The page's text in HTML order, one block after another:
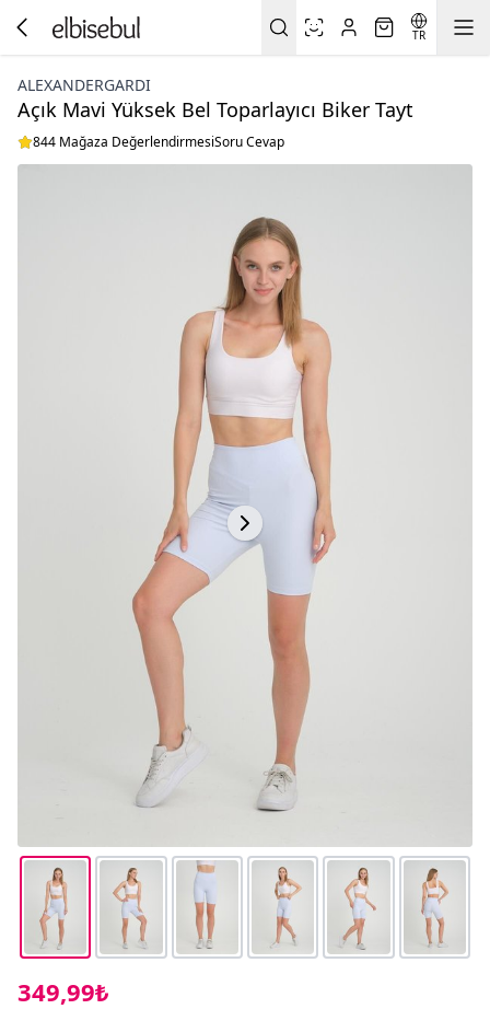
TR
ALEXANDERGARDI
Açık Mavi Yüksek Bel Toparlayıcı Biker Tayt
844 Mağaza DeğerlendirmesiSoru Cevap
349,99₺